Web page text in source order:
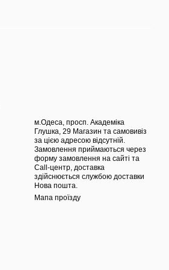
м.Одеса, просп. ​Академіка
Глушка, 29 Магазин та самовивіз
за цією адресою відсутній.
Замовлення приймаються через
форму замовлення на сайті та
Call-центр, доставка
здійснюється службою доставки
Нова пошта.
Мапа проїзду